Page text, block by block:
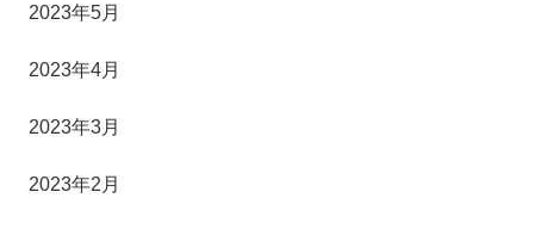
2023年5月
2023年4月
2023年3月
2023年2月